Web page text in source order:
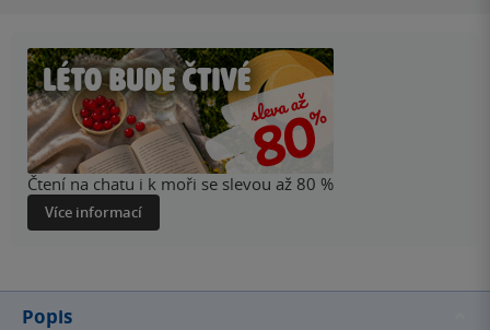
Čtení na chatu i k moři se slevou až 80 %
Více informací
Popis